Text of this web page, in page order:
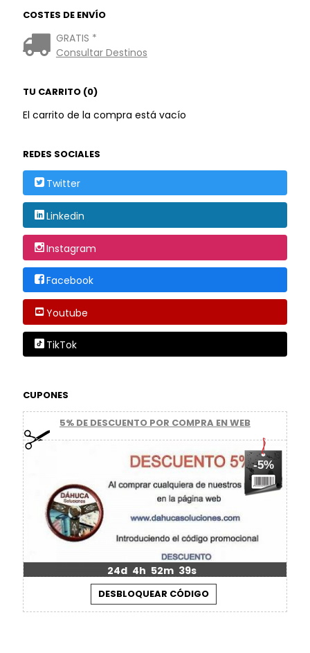
COSTES DE ENVÍO
GRATIS *
Consultar Destinos
TU CARRITO (0)
El carrito de la compra está vacío
REDES SOCIALES
Twitter
Linkedin
Instagram
Facebook
Youtube
TikTok
CUPONES
5% DE DESCUENTO POR COMPRA EN WEB
-5%
24d 4h 52m 39s